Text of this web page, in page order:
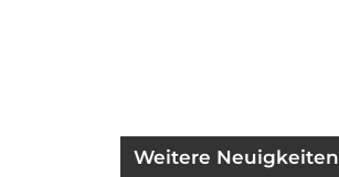
Weitere Neuigkeiten